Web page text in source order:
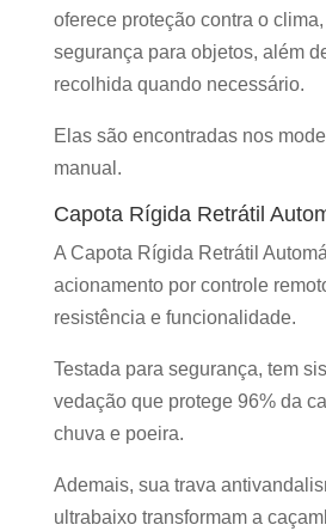
oferece proteção contra o
segurança para objetos, além
recolhida quando necessário.
Elas são encontradas nos
manual.
Capota Rígida Retrátil
A Capota Rígida Retrátil
acionamento por controle
resistência e funcionalidade.
Testada para segurança, tem
vedação que protege 96% da
chuva e poeira.
Ademais, sua trava
ultrabaixo transformam a